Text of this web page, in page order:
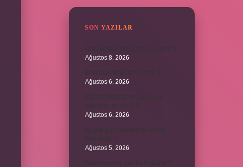
SON YAZILAR
kuzu baskül et fiyatları ne kadar ?
Ağustos 8, 2026
Emir buyurmak ne demek ?
Ağustos 6, 2026
Kur’an’ı baştan sona okuyup
bitirmeye ne denir ?
Ağustos 6, 2026
Ay gibi gök cisimlerine verilen
isim nedir ?
Ağustos 5, 2026
Barbunya kaç dakika haşlanır ?